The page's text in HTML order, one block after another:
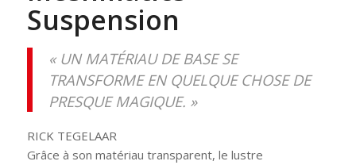
Suspension
« UN MATÉRIAU DE BASE SE
TRANSFORME EN QUELQUE CHOSE DE
PRESQUE MAGIQUE. »
RICK TEGELAAR
Grâce à son matériau transparent, le lustre